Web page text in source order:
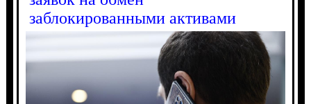
заблокированными активами